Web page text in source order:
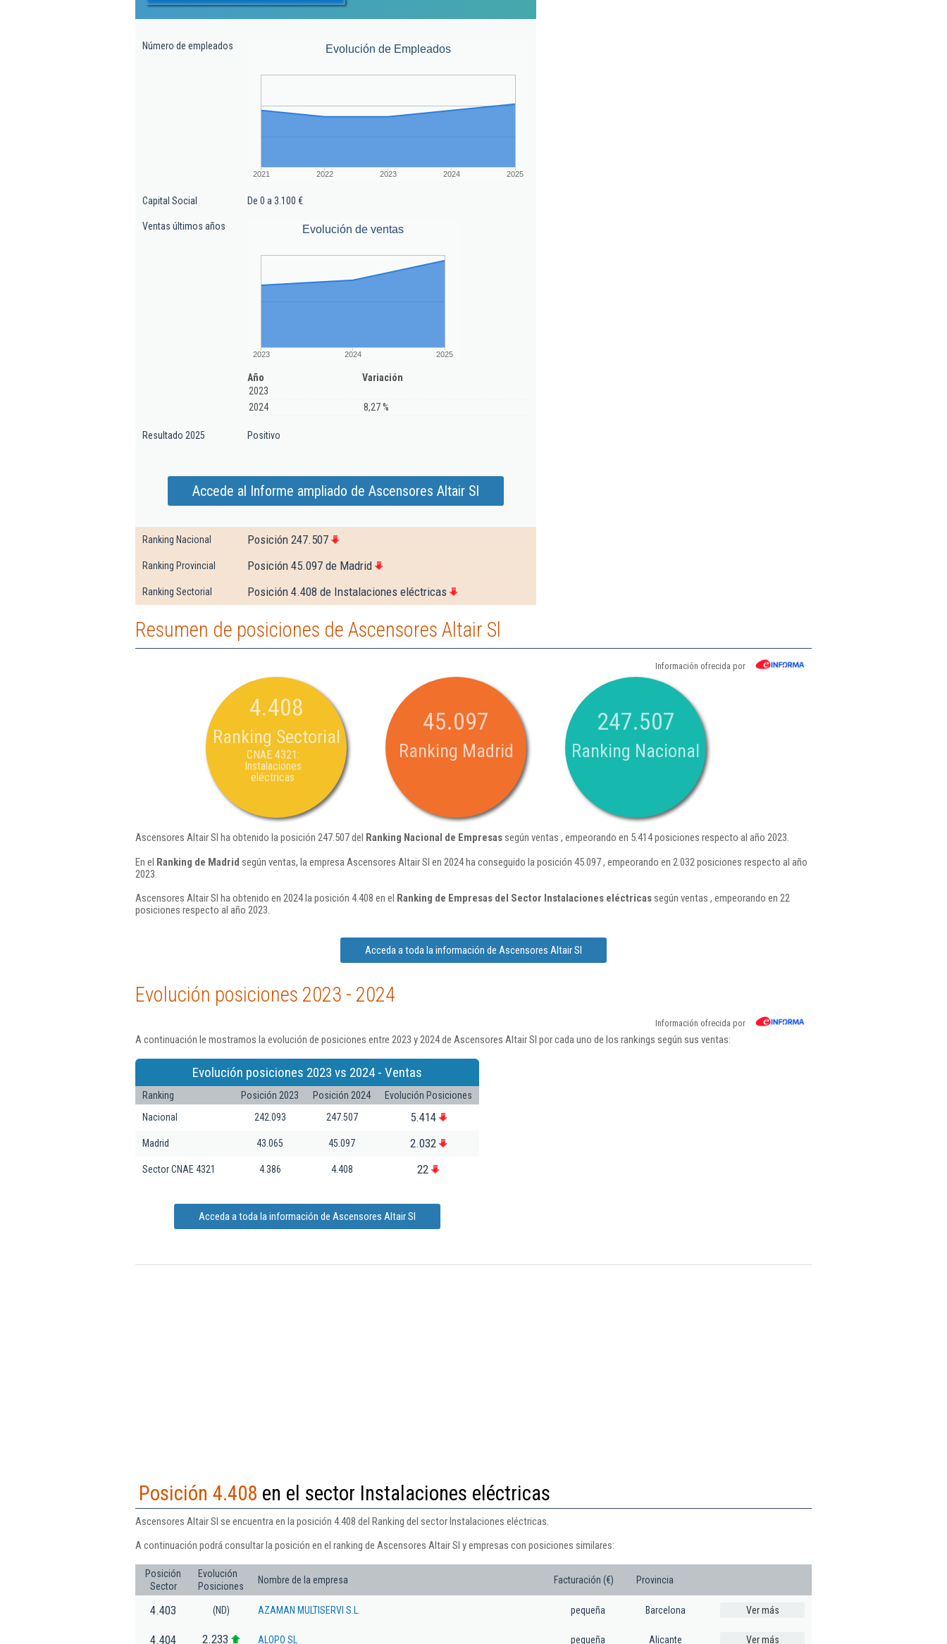
Número de empleados Evolución de Empleados
2021 2022 2023 2024 2025
Capital Social De 0 a 3.100 €
Ventas últimos años Evolución de ventas
2023 2024 2025
Año
Variación
2023
2024
8,27 %
Resultado 2025 Positivo
Accede al Informe ampliado de Ascensores Altair Sl
Ranking Nacional Posición 247.507
Ranking Provincial Posición 45.097 de Madrid
Ranking Sectorial Posición 4.408 de Instalaciones eléctricas
Resumen de posiciones de Ascensores Altair Sl
Información ofrecida por
4.408
Ranking Sectorial
CNAE 4321:
Instalaciones
eléctricas
45.097
Ranking Madrid
247.507
Ranking Nacional
Ascensores Altair Sl ha obtenido la posición 247.507 del Ranking Nacional de Empresassegún ventas , empeorando en 5.414 posiciones respecto al año 2023.
En el Ranking de Madrid según ventas, la empresa Ascensores Altair Sl en 2024 ha conseguido la posición 45.097 , empeorando en 2.032 posiciones respecto al año
2023.
Ascensores Altair Sl ha obtenido en 2024 la posición 4.408 en el Ranking de Empresas del Sector Instalaciones eléctricassegún ventas , empeorando en 22
posiciones respecto al año 2023.
Acceda a toda la información de Ascensores Altair Sl
Evolución posiciones 2023 - 2024
Información ofrecida por
A continuación le mostramos la evolución de posiciones entre 2023 y 2024 de Ascensores Altair Sl por cada uno de los rankings según sus ventas:
Evolución posiciones 2023 vs 2024 - Ventas
Ranking Posición 2023 Posición 2024
Evolución Posiciones
Nacional
242.093 247.507 5.414
Madrid 43.065 45.097 2.032
Sector CNAE 4321 4.386 4.408 22
Acceda a toda la información de Ascensores Altair Sl
Posición 4.408 en el sector Instalaciones eléctricas
Ascensores Altair Sl se encuentra en la posición 4.408 del Ranking del sector Instalaciones eléctricas.
A continuación podrá consultar la posición en el ranking de Ascensores Altair Sl y empresas con posiciones similares:
Posición
Sector
Evolución
Posiciones
Nombre de la empresa Facturación (€) Provincia
4.403 (ND) AZAMAN MULTISERVI S.L. pequeña Barcelona Ver más
4.404 2.233 ALOPO SL pequeña Alicante Ver más